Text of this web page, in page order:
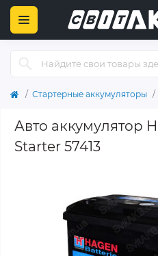
Стартерные аккумуляторы
Авто аккумулятор
Starter 57413